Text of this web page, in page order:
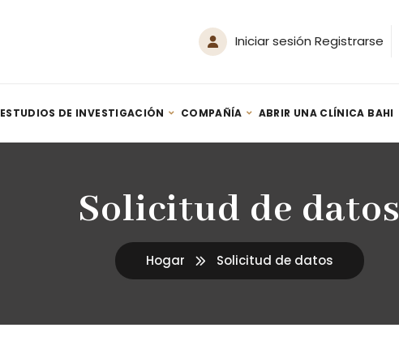
Iniciar sesión Registrarse
ESTUDIOS DE INVESTIGACIÓN COMPAÑÍA ABRIR UNA CLÍNICA BAHI
Solicitud de datos
Hogar Solicitud de datos